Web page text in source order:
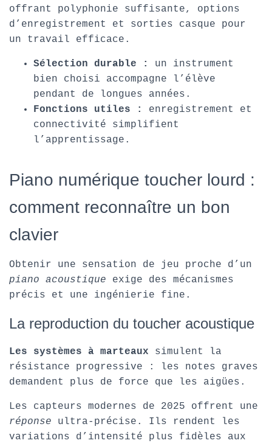
offrant polyphonie suffisante, options
d’enregistrement et sorties casque pour
un travail efficace.
Sélection durable :
un instrument
bien choisi accompagne l’élève
pendant de longues années.
Fonctions utiles :
enregistrement et
connectivité simplifient
l’apprentissage.
Piano numérique toucher lourd :
comment reconnaître un bon
clavier
Obtenir une sensation de jeu proche d’un
piano acoustique exige des mécanismes
précis et une ingénierie fine.
La reproduction du toucher acoustique
Les systèmes à marteaux simulent la
résistance progressive : les notes graves
demandent plus de force que les aigües.
Les capteurs modernes de 2025 offrent une
réponse ultra-précise. Ils rendent les
variations d’intensité plus fidèles aux